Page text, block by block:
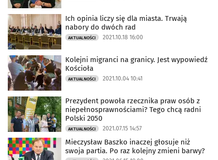
Ich opinia liczy się dla miasta. Trwają
nabory do dwóch rad
AKTUALNOŚCI 2021.10.18 16:00
Kolejni migranci na granicy. Jest wypowiedź
Kościoła
AKTUALNOŚCI 2021.10.04 10:41
Prezydent powoła rzecznika praw osób z
niepełnosprawnościami? Tego chcą radni
Polski 2050
AKTUALNOŚCI 2021.07.15 14:57
Mieczysław Baszko inaczej głosuje niż
swoja partia. Po raz kolejny zmieni barwy?